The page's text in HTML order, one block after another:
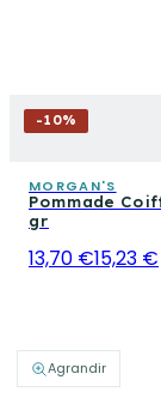
Agrandir
-10%
MORGAN'S
Pommade
gr
13,70 €15,23 €